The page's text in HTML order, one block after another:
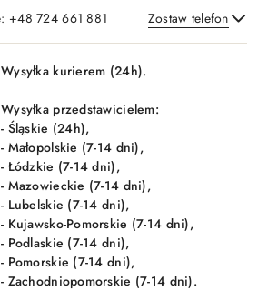
+48 724 661 881 Zostaw telefon
Wyślij
Wysyłka kurierem (24h).
Wysyłka przedstawicielem:
- Śląskie (24h),
- Małopolskie (7-14 dni),
- Łódzkie (7-14 dni),
- Mazowieckie (7-14 dni),
- Lubelskie (7-14 dni),
- Kujawsko-Pomorskie (7-14 dni),
- Podlaskie (7-14 dni),
- Pomorskie (7-14 dni),
- Zachodniopomorskie (7-14 dni).